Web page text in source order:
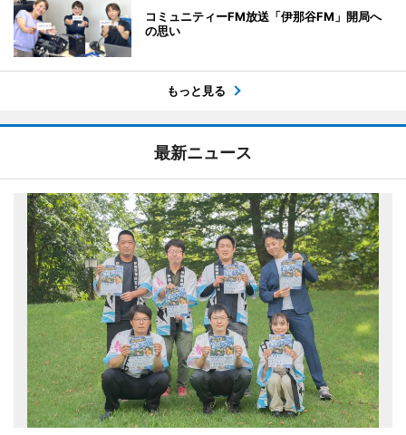
コミュニティーFM放送「伊那谷FM」開局へ
の思い
もっと見る
最新ニュース